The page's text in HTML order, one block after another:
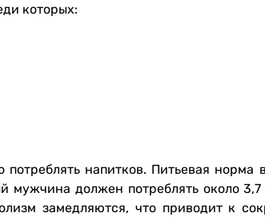
которых:
напитков. Питьевая норма
мужчина должен потреблять около
замедляются, что приводит к